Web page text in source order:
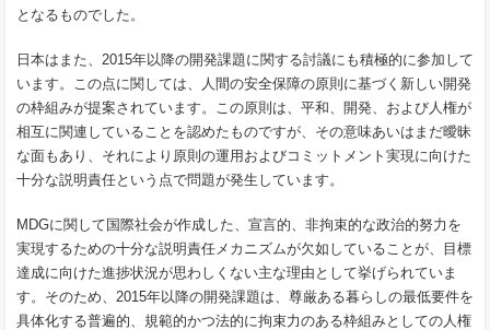
となるものでした。
日本はまた、2015年以降の開発課題に関する討議にも積極的に参加して
います。この点に関しては、人間の安全保障の原則に基づく新しい開発
の枠組みが提案されています。この原則は、平和、開発、および人権が
相互に関連していることを認めたものですが、その意味あいはまだ曖昧
な面もあり、それにより原則の運用およびコミットメント実現に向けた
十分な説明責任という点で問題が発生しています。
MDGに関して国際社会が作成した、宣言的、非拘束的な政治的努力を
実現するための十分な説明責任メカニズムが欠如していることが、目標
達成に向けた進捗状況が思わしくない主な理由として挙げられていま
す。そのため、2015年以降の開発課題は、尊厳ある暮らしの最低要件を
具体化する普遍的、規範的かつ法的に拘束力のある枠組みとしての人権